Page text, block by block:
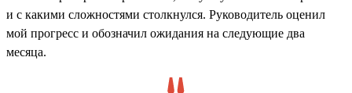
и с какими сложностями столкнулся. Руководитель оценил
мой прогресс и обозначил ожидания на следующие два
месяца.